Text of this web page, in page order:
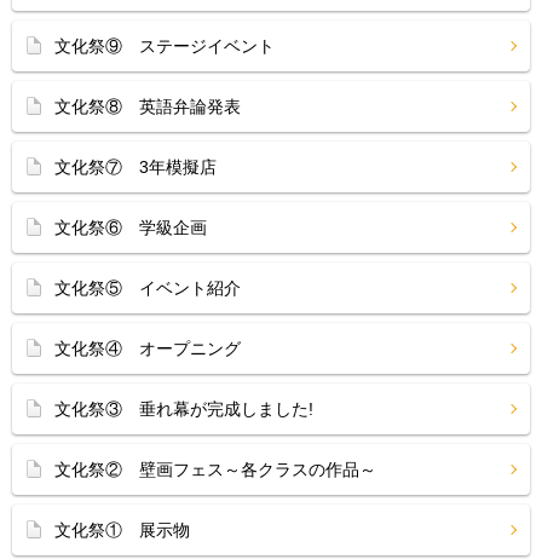
文化祭⑨ ステージイベント
文化祭⑧ 英語弁論発表
文化祭⑦ 3年模擬店
文化祭⑥ 学級企画
文化祭⑤ イベント紹介
文化祭④ オープニング
文化祭③ 垂れ幕が完成しました!
文化祭② 壁画フェス～各クラスの作品～
文化祭① 展示物